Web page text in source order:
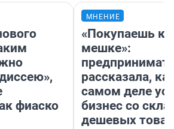
фиаско
МНЕНИЕ
«Покупаешь
мешке»:
рассказала,
самом деле
бизнес со
дешевых